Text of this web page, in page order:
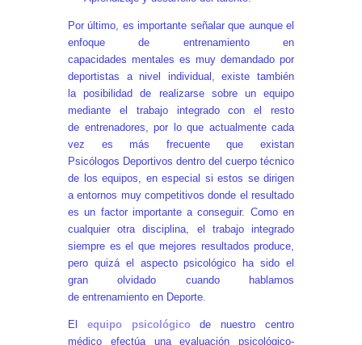
Por último, es importante señalar que aunque el
enfoque de entrenamiento en
capacidades mentales es muy demandado por
deportistas a nivel individual, existe también
la posibilidad de realizarse sobre un equipo
mediante el trabajo integrado con el resto
de entrenadores, por lo que actualmente cada
vez es más frecuente que existan
Psicólogos Deportivos dentro del cuerpo técnico
de los equipos, en especial si estos se dirigen
a entornos muy competitivos donde el resultado
es un factor importante a conseguir. Como en
cualquier otra disciplina, el trabajo integrado
siempre es el que mejores resultados produce,
pero quizá el aspecto psicológico ha sido el
gran olvidado cuando hablamos
de entrenamiento en Deporte.
El equipo psicológicode nuestro centro
médico efectúa una evaluación psicológico-